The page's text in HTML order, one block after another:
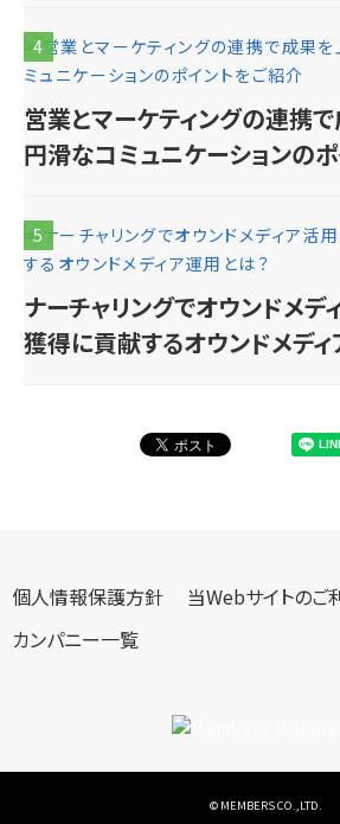
4
営業とマーケティングの連携で
円滑なコミュニケーションの
5
ナーチャリングでオウンドメデ
獲得に貢献するオウンドメディ
個人情報保護方針
当Webサイトのご
カンパニー一覧
© MEMBERS CO.,LTD.